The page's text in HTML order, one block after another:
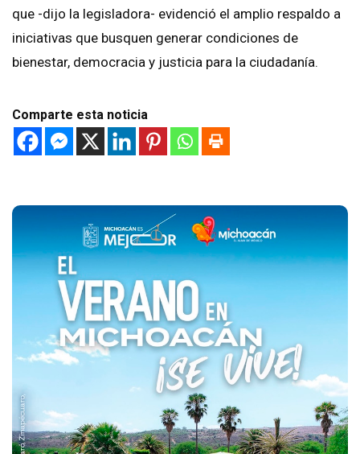
que -dijo la legisladora- evidenció el amplio respaldo a
iniciativas que busquen generar condiciones de
bienestar, democracia y justicia para la ciudadanía.
Comparte esta noticia